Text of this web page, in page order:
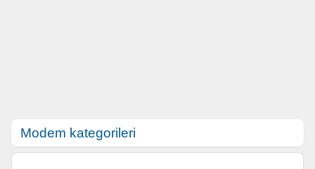
Modem kategorileri